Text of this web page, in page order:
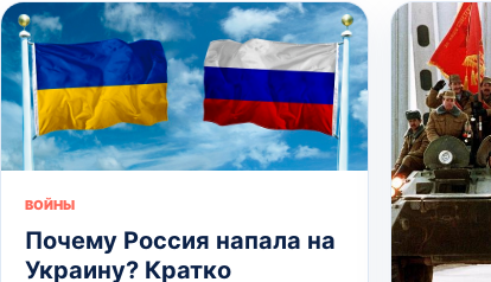
ВОЙНЫ
Почему Россия напала на
Украину? Кратко